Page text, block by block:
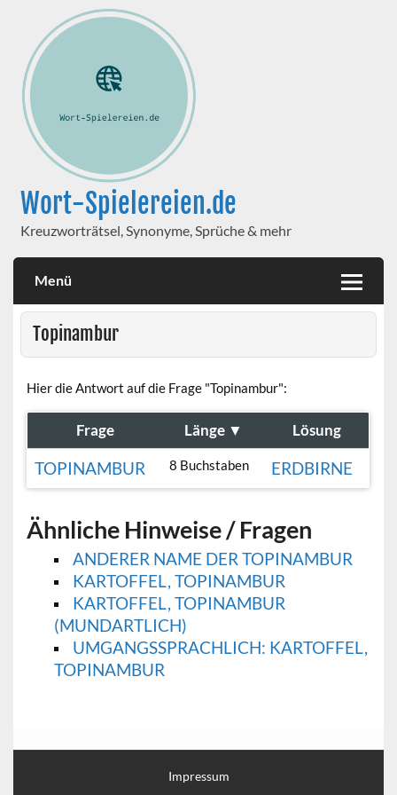
Wort-Spielereien.de
Kreuzworträtsel, Synonyme, Sprüche & mehr
Menü
Topinambur
Hier die Antwort auf die Frage "Topinambur":
Frage Länge ▼ Lösung
TOPINAMBUR 8 Buchstaben ERDBIRNE
Ähnliche Hinweise / Fragen
ANDERER NAME DER TOPINAMBUR
KARTOFFEL, TOPINAMBUR
KARTOFFEL, TOPINAMBUR
(MUNDARTLICH)
UMGANGSSPRACHLICH: KARTOFFEL,
TOPINAMBUR
Impressum